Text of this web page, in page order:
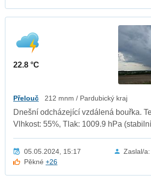
22.8 °C
Přelouč 212 mnm / Pardubický kraj
Dnešní odcházející vzdálená bouřka.
Vlhkost: 55%, Tlak: 1009.9 hPa
05.05.2024, 15:17 Zaslal/a:
Pěkné+26